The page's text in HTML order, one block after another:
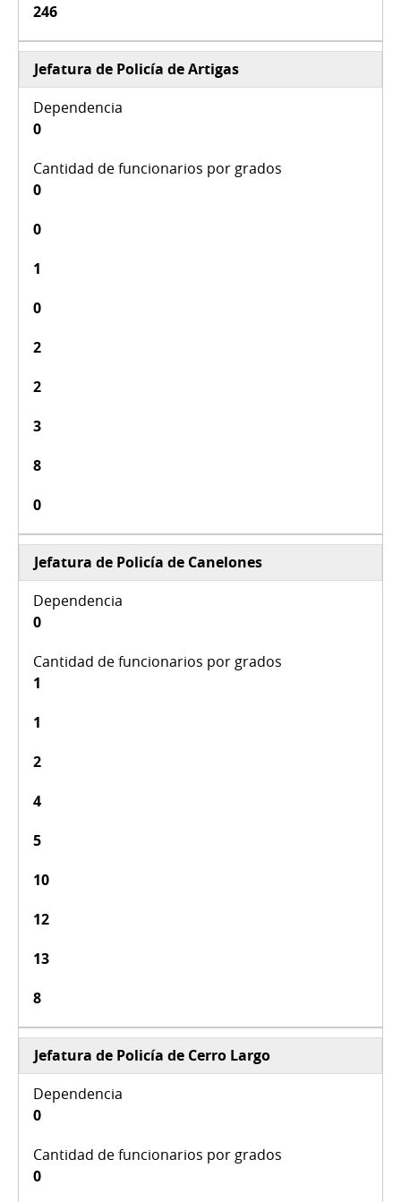
246
Jefatura de Policía de Artigas
0
0
0
1
0
2
2
3
8
0
Jefatura de Policía de Canelones
0
1
1
2
4
5
10
12
13
8
Jefatura de Policía de Cerro Largo
0
0